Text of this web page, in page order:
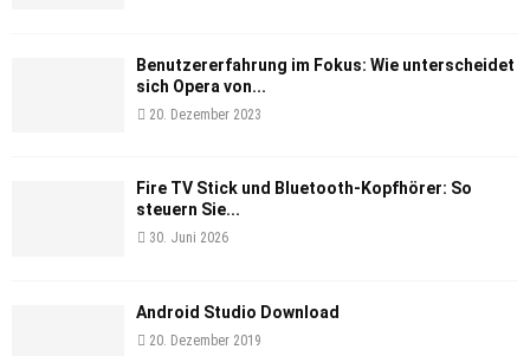
Benutzererfahrung im Fokus: Wie unterscheidet
sich Opera von...
20. Dezember 2023
Fire TV Stick und Bluetooth-Kopfhörer: So
steuern Sie...
30. Juni 2026
Android Studio Download
20. Dezember 2019